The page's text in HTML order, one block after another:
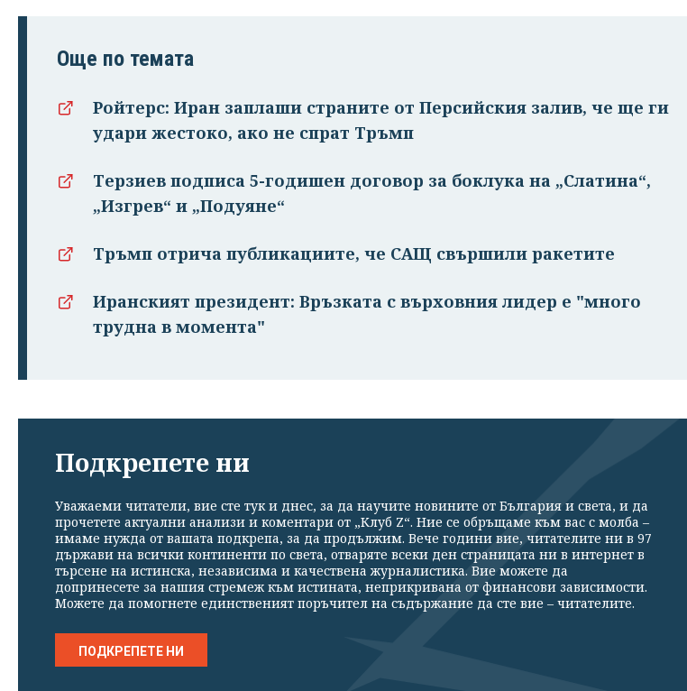
Още по темата
Ройтерс: Иран заплаши страните от Персийския залив, че ще ги
удари жестоко, ако не спрат Тръмп
Терзиев подписа 5-годишен договор за боклука на „Слатина“,
„Изгрев“ и „Подуяне“
Тръмп отрича публикациите, че САЩ свършили ракетите
Иранският президент: Връзката с върховния лидер е "много
трудна в момента"
Подкрепете ни
Уважаеми читатели, вие сте тук и днес, за да научите новините от България и света, и да
прочетете актуални анализи и коментари от „Клуб Z“. Ние се обръщаме към вас с молба –
имаме нужда от вашата подкрепа, за да продължим. Вече години вие, читателите ни в 97
държави на всички континенти по света, отваряте всеки ден страницата ни в интернет в
търсене на истинска, независима и качествена журналистика. Вие можете да
допринесете за нашия стремеж към истината, неприкривана от финансови зависимости.
Можете да помогнете единственият поръчител на съдържание да сте вие – читателите.
ПОДКРЕПЕТЕ НИ